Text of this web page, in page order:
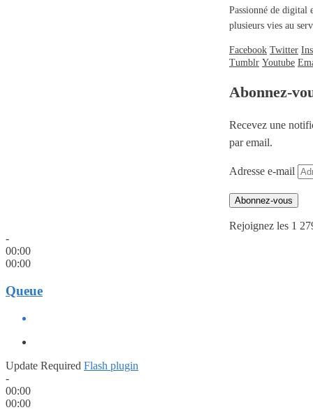
Passionné de digital
plusieurs vies au
Facebook Twitter
Tumblr Youtube
Abonnez-
Recevez une
par email.
Adresse e-mail
Abonnez-vous
Rejoignez les 1
-
00:00
00:00
Queue
Update Required Flash plugin
-
00:00
00:00